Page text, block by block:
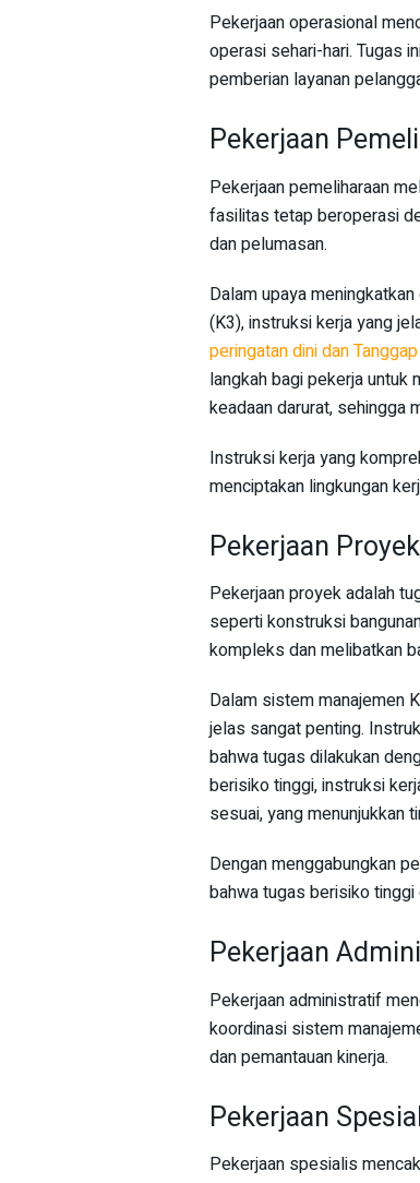
Pekerjaan operasional
operasi sehari-hari. Tugas
pemberian layanan
Pekerjaan
Pekerjaan pemeliharaan
fasilitas tetap beroperasi
dan pelumasan.
Dalam upaya
(K3), instruksi kerja yang
peringatan dini dan
langkah bagi pekerja untuk
keadaan darurat, sehingga
Instruksi kerja yang
menciptakan lingkungan
Pekerjaan Proyek
Pekerjaan proyek adalah
seperti konstruksi
kompleks dan melibatkan
Dalam sistem manajemen
jelas sangat penting.
bahwa tugas dilakukan
berisiko tinggi, instruksi
sesuai, yang menunjukkan
Dengan menggabungkan
bahwa tugas berisiko tinggi
Pekerjaan
Pekerjaan administratif
koordinasi sistem
dan pemantauan kinerja.
Pekerjaan
Pekerjaan spesialis